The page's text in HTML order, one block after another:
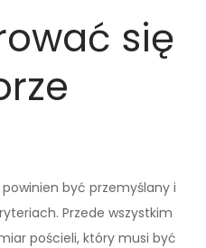
się
być przemyślany i
Przede wszystkim
pościeli, który musi być